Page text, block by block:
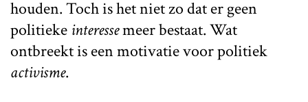
houden. Toch is het niet zo dat er geen
politieke interessemeer bestaat. Wat
ontbreekt is een motivatie voor politiek
activisme.